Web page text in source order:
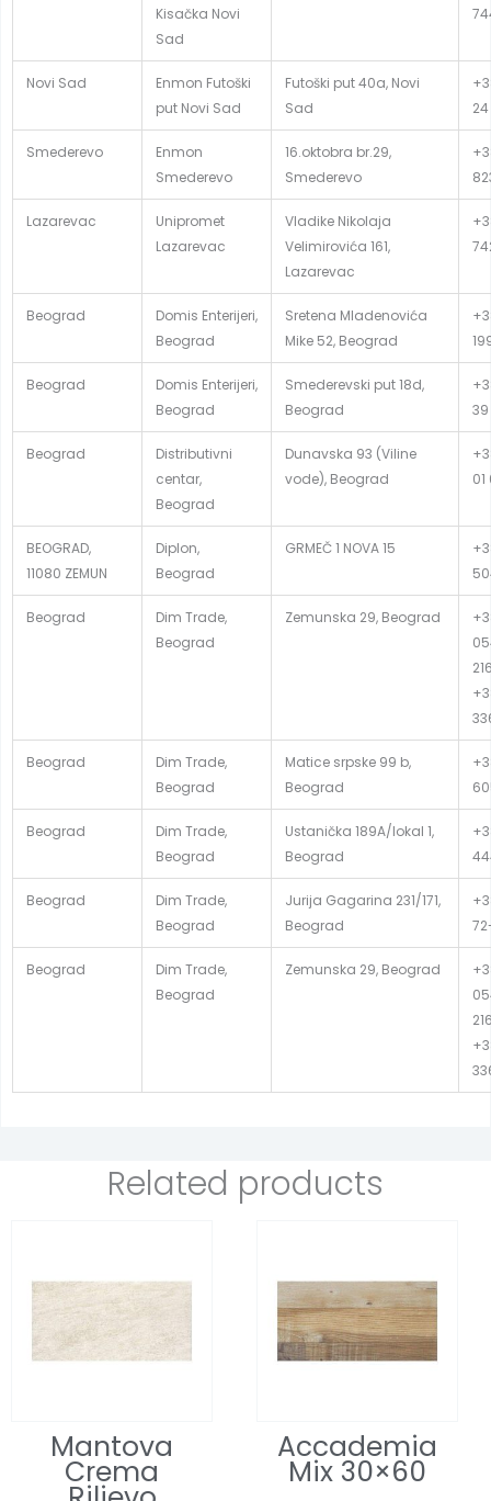
Kisačka Novi
Sad
Novi Sad
Enmon Futoški
put Novi Sad
Futoški put 40a, Novi
Sad
24
Smederevo
Enmon
Smederevo
16.oktobra br.29,
Smederevo
Lazarevac
Unipromet
Lazarevac
Vladike Nikolaja
Velimirovića 161,
Lazarevac
Beograd
Domis Enterijeri,
Beograd
Sretena Mladenovića
Mike 52, Beograd
Beograd
Domis Enterijeri,
Beograd
Smederevski put 18d,
Beograd
Beograd
Distributivni
centar,
Beograd
Dunavska 93 (Viline
vode), Beograd
01
BEOGRAD,
11080 ZEMUN
Diplon,
Beograd
GRMEČ 1 NOVA 15
Beograd
Dim Trade,
Beograd
Zemunska 29, Beograd
Beograd
Dim Trade,
Beograd
Matice srpske 99 b,
Beograd
Beograd
Dim Trade,
Beograd
Ustanička 189A/lokal 1,
Beograd
Beograd
Dim Trade,
Beograd
Jurija Gagarina 231/171,
Beograd
Beograd
Dim Trade,
Beograd
Zemunska 29, Beograd
Related products
Mantova
Crema
Accademia
Mix 30×60